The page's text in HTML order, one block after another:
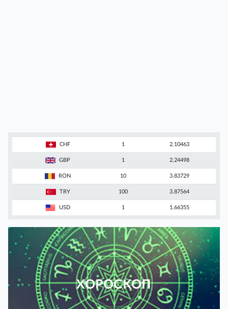
CHF 1 2.10463
GBP 1 2.24498
RON 10 3.83729
TRY 100 3.87564
USD 1 1.66355
ХОРОСКОП